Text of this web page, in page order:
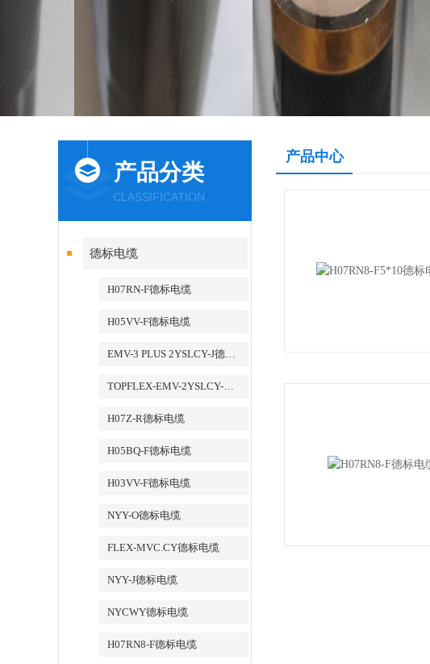
产品分类
CLASSIFICATION
德标电缆
H07RN-F德标电缆
H05VV-F德标电缆
EMV-3 PLUS 2YSLCY-J德标电缆
TOPFLEX-EMV-2YSLCY-J德标电缆
H07Z-R德标电缆
H05BQ-F德标电缆
H03VV-F德标电缆
NYY-O德标电缆
FLEX-MVC.CY德标电缆
NYY-J德标电缆
NYCWY德标电缆
H07RN8-F德标电缆
产品中心